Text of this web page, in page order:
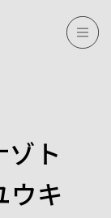
ゾト
キ